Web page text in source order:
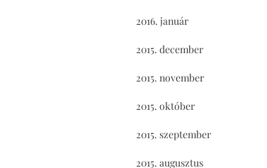
2016. január
2015. december
2015. november
2015. október
2015. szeptember
2015. augusztus